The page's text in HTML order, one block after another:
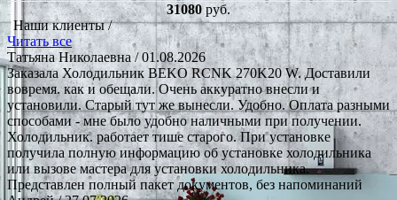
31080 руб.
Наши клиенты /
Читать все
Татьяна Николаевна / 01.08.2026
Заказала Холодильник BEKO RCNK 270K20 W. Доставили
вовремя. как и обещали. Очень аккуратно внесли и
установили. Старый тут же вынесли. Удобно. Оплата разными
способами - мне было удобно наличными при получении.
Холодильник. работает тише старого. При установке
получила полную информацию об установке холодильника
или вызове мастера для установки холодильника.
Представлен полный пакет документов, без напоминаний